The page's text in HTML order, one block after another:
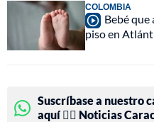
COLOMBIA
Bebé que
piso en
Suscríbase a nuestro
aquí 👉🏻 Noticias